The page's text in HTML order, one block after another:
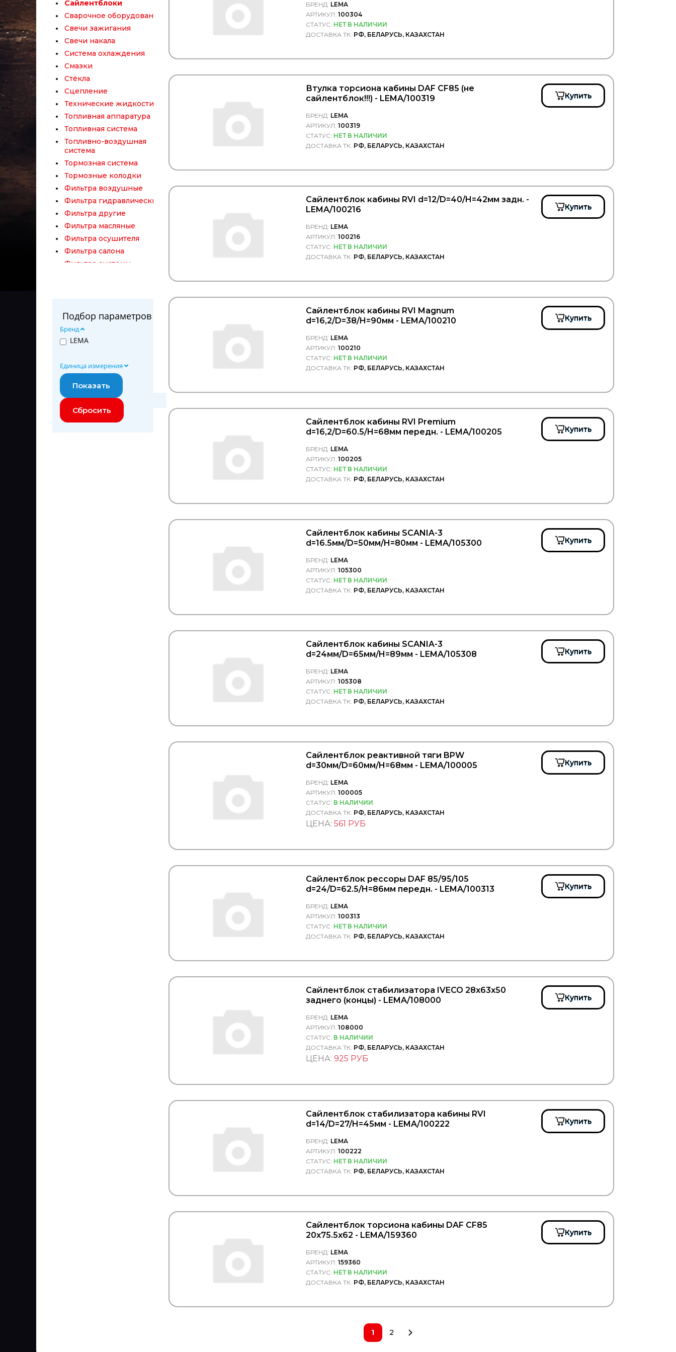
Сайлентблоки
Сварочное оборудование
Свечи зажигания
Свечи накала
Система охлаждения
Смазки
Стёкла
Сцепление
Технические жидкости
Топливная аппаратура
Топливная система
Топливно-воздушная
система
Тормозная система
Тормозные колодки
Фильтра воздушные
Фильтра гидравлические
Фильтра другие
Фильтра масляные
Фильтра осушителя
Фильтра салона
Фильтра системы
Цепи противоскольжения
Щётки стеклоочистителя
Электрика
Подбор параметров
Бренд
LEMA
Единица измерения
БРЕНД: LEMA
АРТИКУЛ:100304
СТАТУС: НЕТ В НАЛИЧИИ
ДОСТАВКА ТК: РФ, БЕЛАРУСЬ, КАЗАХСТАН
Втулка торсиона кабины DAF CF85 (не
сайлентблок!!!) - LEMA/100319
БРЕНД: LEMA
АРТИКУЛ:100319
СТАТУС: НЕТ В НАЛИЧИИ
ДОСТАВКА ТК: РФ, БЕЛАРУСЬ, КАЗАХСТАН
Купить
Сайлентблок кабины RVI d=12/D=40/H=42мм задн. -
LEMA/100216
БРЕНД: LEMA
АРТИКУЛ:100216
СТАТУС: НЕТ В НАЛИЧИИ
ДОСТАВКА ТК: РФ, БЕЛАРУСЬ, КАЗАХСТАН
Купить
Сайлентблок кабины RVI Magnum
d=16,2/D=38/H=90мм - LEMA/100210
БРЕНД: LEMA
АРТИКУЛ:100210
СТАТУС: НЕТ В НАЛИЧИИ
ДОСТАВКА ТК: РФ, БЕЛАРУСЬ, КАЗАХСТАН
Купить
Сайлентблок кабины RVI Premium
d=16,2/D=60.5/H=68мм передн. - LEMA/100205
БРЕНД: LEMA
АРТИКУЛ:100205
СТАТУС: НЕТ В НАЛИЧИИ
ДОСТАВКА ТК: РФ, БЕЛАРУСЬ, КАЗАХСТАН
Купить
Сайлентблок кабины SCANIA-3
d=16.5мм/D=50мм/H=80мм - LEMA/105300
БРЕНД: LEMA
АРТИКУЛ:105300
СТАТУС: НЕТ В НАЛИЧИИ
ДОСТАВКА ТК: РФ, БЕЛАРУСЬ, КАЗАХСТАН
Купить
Сайлентблок кабины SCANIA-3
d=24мм/D=65мм/H=89мм - LEMA/105308
БРЕНД: LEMA
АРТИКУЛ:105308
СТАТУС: НЕТ В НАЛИЧИИ
ДОСТАВКА ТК: РФ, БЕЛАРУСЬ, КАЗАХСТАН
Купить
Сайлентблок реактивной тяги BPW
d=30мм/D=60мм/H=68мм - LEMA/100005
БРЕНД: LEMA
АРТИКУЛ:100005
СТАТУС: В НАЛИЧИИ
ДОСТАВКА ТК: РФ, БЕЛАРУСЬ, КАЗАХСТАН
ЦЕНА:561 РУБ
Купить
Сайлентблок рессоры DAF 85/95/105
d=24/D=62.5/H=86мм передн. - LEMA/100313
БРЕНД: LEMA
АРТИКУЛ:100313
СТАТУС: НЕТ В НАЛИЧИИ
ДОСТАВКА ТК: РФ, БЕЛАРУСЬ, КАЗАХСТАН
Купить
Сайлентблок стабилизатора IVECO 28x63x50
заднего (концы) - LEMA/108000
БРЕНД: LEMA
АРТИКУЛ:108000
СТАТУС: В НАЛИЧИИ
ДОСТАВКА ТК: РФ, БЕЛАРУСЬ, КАЗАХСТАН
ЦЕНА:925 РУБ
Купить
Сайлентблок стабилизатора кабины RVI
d=14/D=27/H=45мм - LEMA/100222
БРЕНД: LEMA
АРТИКУЛ:100222
СТАТУС: НЕТ В НАЛИЧИИ
ДОСТАВКА ТК: РФ, БЕЛАРУСЬ, КАЗАХСТАН
Купить
Сайлентблок торсиона кабины DAF CF85
20x75.5x62 - LEMA/159360
БРЕНД: LEMA
АРТИКУЛ:159360
СТАТУС: НЕТ В НАЛИЧИИ
ДОСТАВКА ТК: РФ, БЕЛАРУСЬ, КАЗАХСТАН
Купить
1 2